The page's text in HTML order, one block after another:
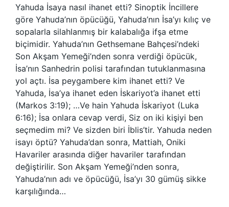
Yahuda İsaya nasıl ihanet etti? Sinoptik İncillere
göre Yahuda’nın öpücüğü, Yahuda’nın İsa’yı kılıç ve
sopalarla silahlanmış bir kalabalığa ifşa etme
biçimidir. Yahuda’nın Gethsemane Bahçesi’ndeki
Son Akşam Yemeği’nden sonra verdiği öpücük,
İsa’nın Sanhedrin polisi tarafından tutuklanmasına
yol açtı. İsa peygambere kim ihanet etti? Ve
Yahuda, İsa’ya ihanet eden İskariyot’a ihanet etti
(Markos 3:19); …Ve hain Yahuda İskariyot (Luka
6:16); İsa onlara cevap verdi, Siz on iki kişiyi ben
seçmedim mi? Ve sizden biri İblis’tir. Yahuda neden
isayı öptü? Yahuda’dan sonra, Mattiah, Oniki
Havariler arasında diğer havariler tarafından
değiştirilir. Son Akşam Yemeği’nden sonra,
Yahuda’nın adı ve öpücüğü, İsa’yı 30 gümüş sikke
karşılığında…